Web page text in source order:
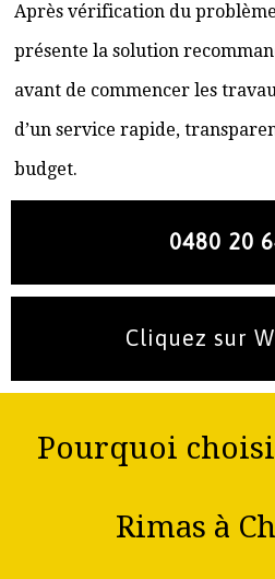
Après vérification du
présente la solution
avant de commencer les
d’un service rapide,
budget.
0480 20
Cliquez sur
Pourquoi
Rimas à